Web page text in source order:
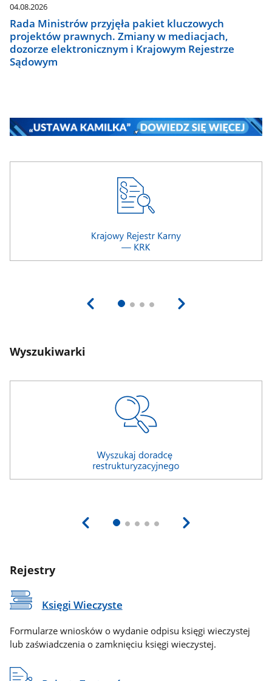
04.08.2026
Rada Ministrów przyjęła pakiet kluczowych
projektów prawnych. Zmiany w mediacjach,
dozorze elektronicznym i Krajowym Rejestrze
Sądowym
Wyszukiwarki
Rejestry
Księgi Wieczyste
Formularze wniosków o wydanie odpisu księgi wieczystej
lub zaświadczenia o zamknięciu księgi wieczystej.